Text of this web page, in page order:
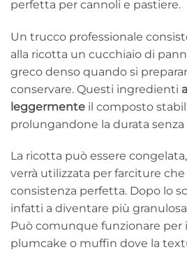
perfetta per cannoli e pastiere.
Un trucco professionale
alla ricotta un cucchiaio di
greco denso quando si
conservare. Questi ingredienti
leggermente il composto
prolungandone la durata senza
La ricotta può essere
verrà utilizzata per farciture
consistenza perfetta. Dopo lo
infatti a diventare più
Può comunque funzionare per
plumcake o muffin dove la